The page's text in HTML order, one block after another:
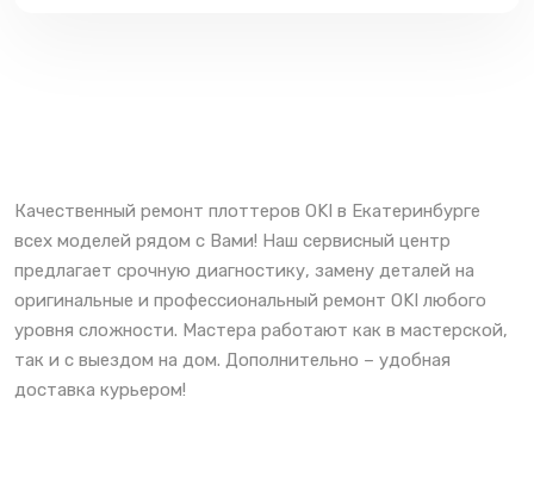
Качественный ремонт плоттеров OKI в Екатеринбурге
всех моделей рядом с Вами! Наш сервисный центр
предлагает срочную диагностику, замену деталей на
оригинальные и профессиональный ремонт OKI любого
уровня сложности. Мастера работают как в мастерской,
так и с выездом на дом. Дополнительно – удобная
доставка курьером!